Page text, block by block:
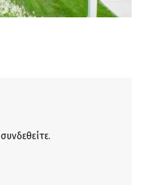
συνδεθείτε.